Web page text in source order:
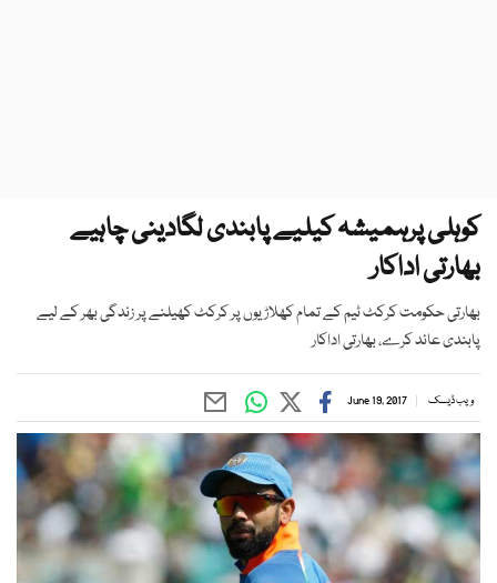
کوہلی پرہمیشہ کیلیے پابندی لگادینی چاہیے
بھارتی اداکار
بھارتی حکومت کرکٹ ٹیم کے تمام کھلاڑیوں پر کرکٹ کھیلنے پر زندگی بھر کے لیے
پابندی عائد کرے، بھارتی اداکار
ویب ڈیسک June 19, 2017